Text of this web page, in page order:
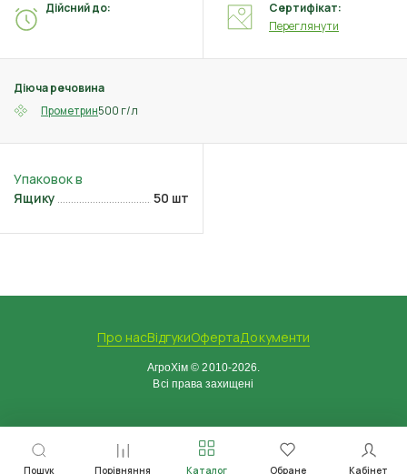
Пошук Порівняння Каталог Обране Кабінет
Діюча речовина
Прометрин500 г/л
Дійсний до:
Сертифікат:
Переглянути
Ящику 50 шт
Про насВідгукиОфертаДокументи
АгроХім © 2010-2026.
Всі права захищені